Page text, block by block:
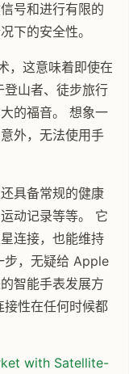
号和进行有限的
下的安全性。
，这意味着即使在
山者、徒步旅行
的福音。 想象一
外，无法使用手
具备常规的健康
动记录等等。 它
连接，也能维持
步，无疑给 Apple
智能手表发展方
性在任何时候都
with Satellite-